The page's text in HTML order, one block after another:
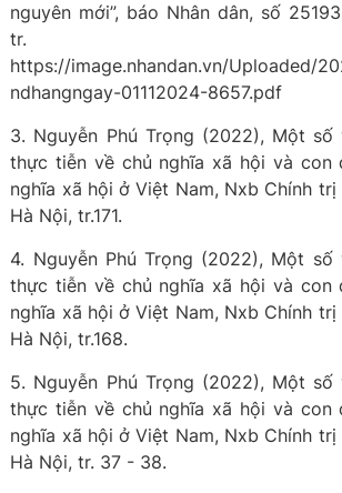
nguyên mới”, báo Nhân dân, số
tr.
https://image.nhandan.vn/Uploaded/
ndhangngay-01112024-8657.pdf
3. Nguyễn Phú Trọng (2022), Một
thực tiễn về chủ nghĩa xã hội và con
nghĩa xã hội ở Việt Nam, Nxb Chính
Hà Nội, tr.171.
4. Nguyễn Phú Trọng (2022), Một
thực tiễn về chủ nghĩa xã hội và con
nghĩa xã hội ở Việt Nam, Nxb Chính
Hà Nội, tr.168.
5. Nguyễn Phú Trọng (2022), Một
thực tiễn về chủ nghĩa xã hội và con
nghĩa xã hội ở Việt Nam, Nxb Chính
Hà Nội, tr. 37 - 38.